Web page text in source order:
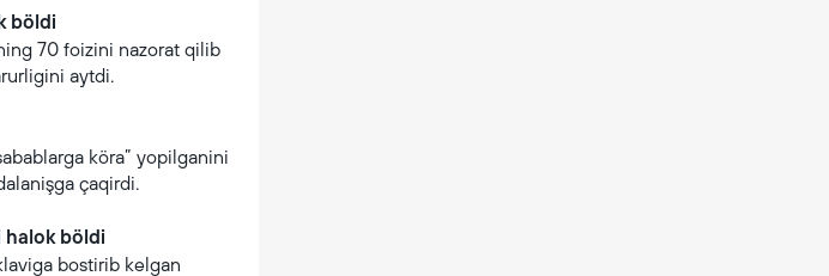
böldi
70 foizini nazorat qilib
aytdi.
köra” yopilganini
çaqirdi.
halok böldi
bostirib kelgan